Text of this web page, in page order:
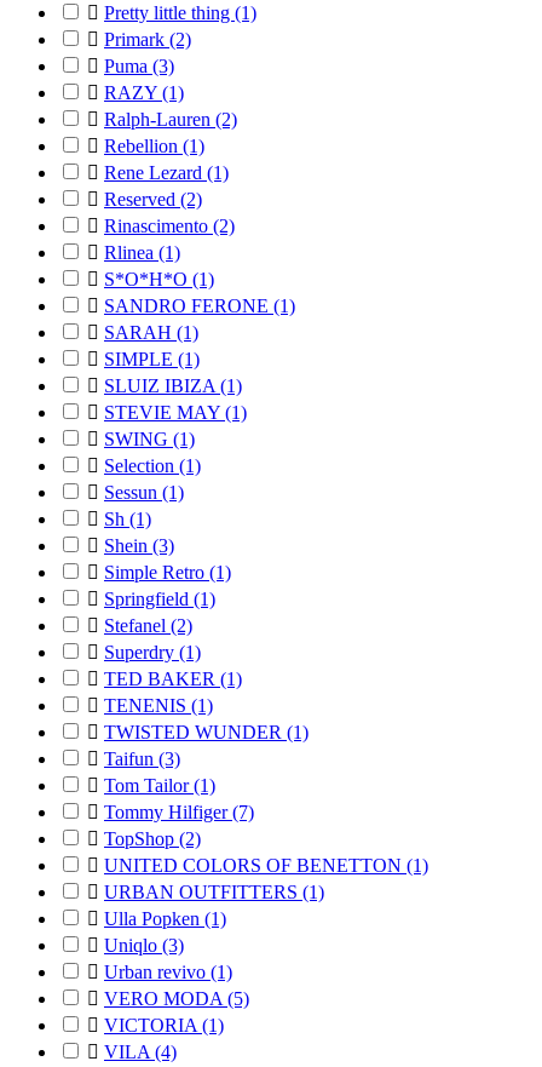
 Pretty little thing (1)
 Primark (2)
 Puma (3)
 RAZY (1)
 Ralph-Lauren (2)
 Rebellion (1)
 Rene Lezard (1)
 Reserved (2)
 Rinascimento (2)
 Rlinea (1)
 S*O*H*O (1)
 SANDRO FERONE (1)
 SARAH (1)
 SIMPLE (1)
 SLUIZ IBIZA (1)
 STEVIE MAY (1)
 SWING (1)
 Selection (1)
 Sessun (1)
 Sh (1)
 Shein (3)
 Simple Retro (1)
 Springfield (1)
 Stefanel (2)
 Superdry (1)
 TED BAKER (1)
 TENENIS (1)
 TWISTED WUNDER (1)
 Taifun (3)
 Tom Tailor(1)
 Tommy Hilfiger(7)
 TopShop (2)
 UNITED COLORS OF BENETTON (1)
 URBAN OUTFITTERS (1)
 Ulla Popken (1)
 Uniqlo (3)
 Urban revivo (1)
 VERO MODA (5)
 VICTORIA (1)
 VILA (4)